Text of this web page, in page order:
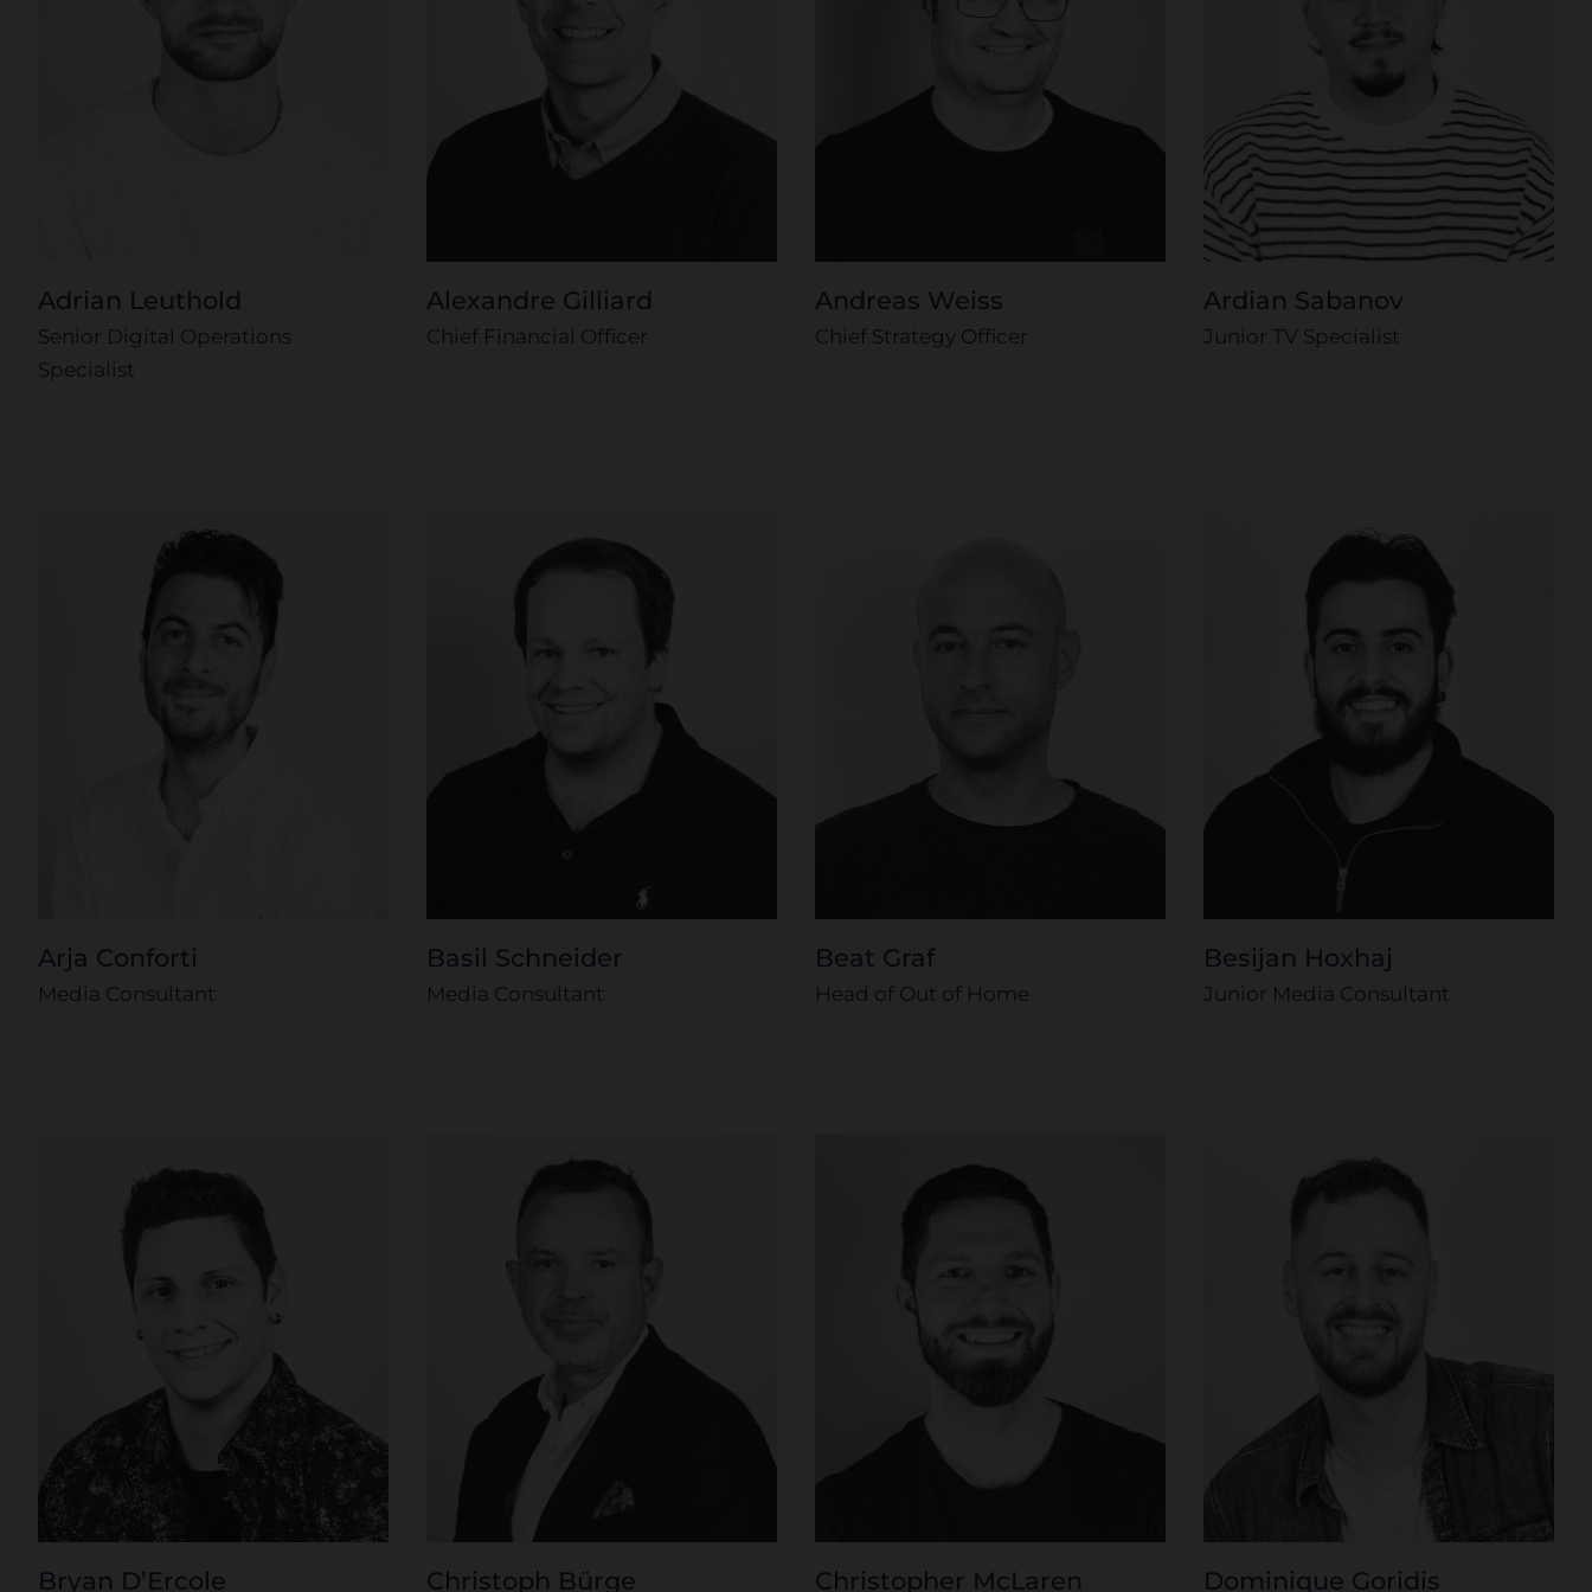
Adrian Leuthold
Senior Digital Operations
Specialist
Alexandre Gilliard
Chief Financial Officer
Andreas Weiss
Chief Strategy Officer
Ardian Sabanov
Junior TV Specialist
Arja Conforti
Media Consultant
Basil Schneider
Media Consultant
Beat Graf
Head of Out of Home
Besijan Hoxhaj
Junior Media Consultant
Bryan D’Ercole Christoph Bürge Christopher McLaren Dominique Goridis